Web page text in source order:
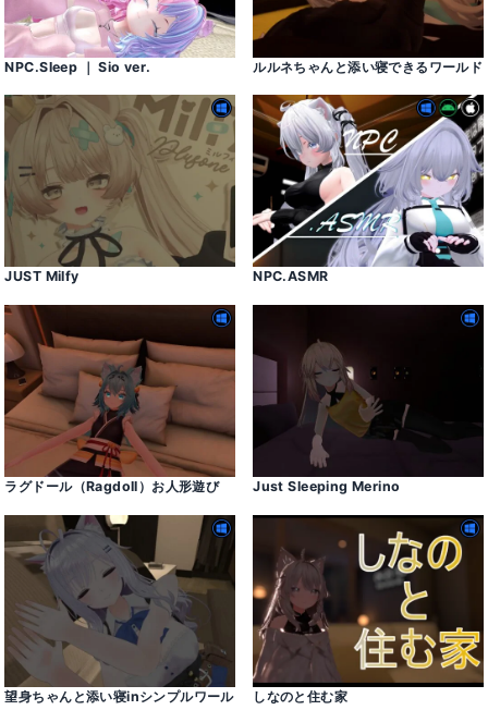
NPC․Sleep ｜ Sio ver․ ルルネちゃんと添い寝できるワールド
JUST Milfy NPC․ASMR
ラグドール（Ragdoll）お人形遊び Just Sleeping Merino
望身ちゃんと添い寝inシンプルワール
しなのと住む家